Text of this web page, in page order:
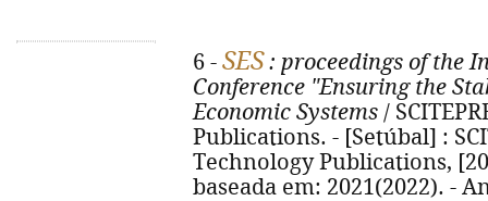
6 - SES: proceedings of the
Conference "Ensuring the
Economic Systems /
Publications. - [Setúbal] :
Technology Publications,
baseada em: 2021(2022). -